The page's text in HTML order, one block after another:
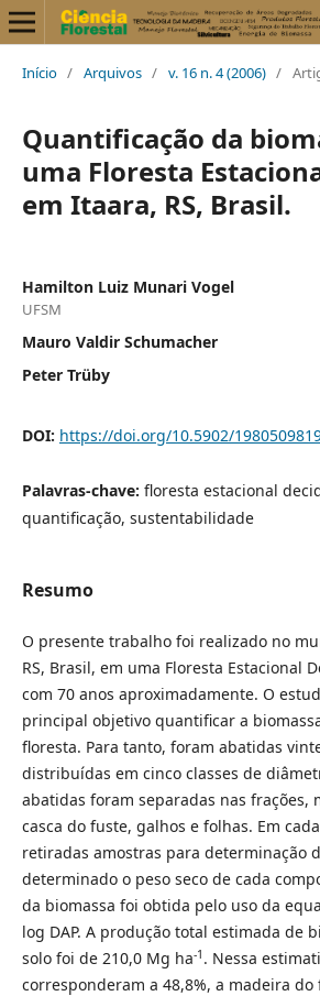
Início / Arquivos / v. 16 n. 4 (2006) /
Quantificação da
uma Floresta
em Itaara, RS, Brasil.
Hamilton Luiz Munari Vogel
UFSM
Mauro Valdir Schumacher
Peter Trüby
DOI: https://doi.org/10.5902/
Palavras-chave: floresta estacional
quantificação, sustentabilidade
Resumo
O presente trabalho foi realizado no
RS, Brasil, em uma Floresta Estacional
com 70 anos aproximadamente. O
principal objetivo quantificar a
floresta. Para tanto, foram abatidas
distribuídas em cinco classes de
abatidas foram separadas nas frações,
casca do fuste, galhos e folhas. Em
retiradas amostras para determinação
determinado o peso seco de cada
da biomassa foi obtida pelo uso da
log DAP. A produção total estimada de
solo foi de 210,0 Mg ha-1 . Nessa
corresponderam a 48,8%, a madeira do